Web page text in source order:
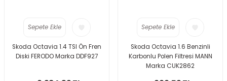
Sepete Ekle
Skoda Octavia 1.4 TSI Ön Fren
Diski FERODO Marka DDF927
Sepete Ekle
Skoda Octavia 1.6 Benzinli
Karbonlu Polen Filtresi MANN
Marka CUK2862